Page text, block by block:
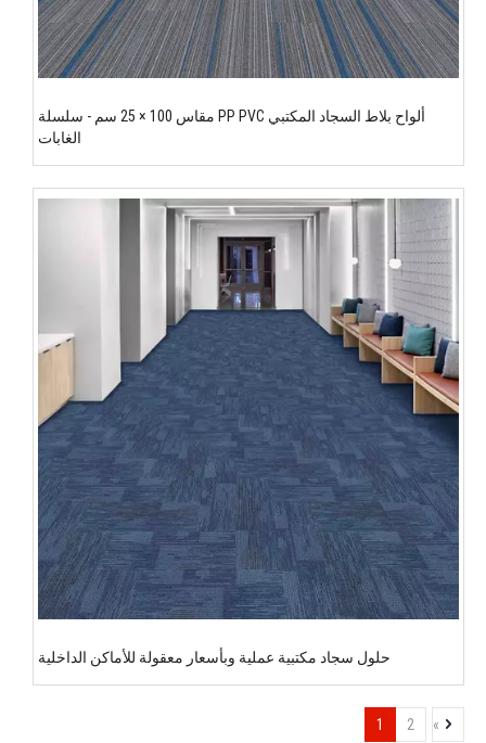
ألواح بلاط السجاد المكتبي PP PVC مقاس 100 × 25 سم - سلسلة
الغابات
حلول سجاد مكتبية عملية وبأسعار معقولة للأماكن الداخلية
1 2 »